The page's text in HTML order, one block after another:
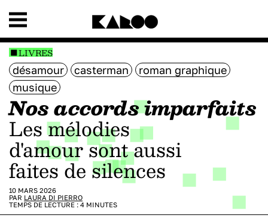
LIVRES
désamour casterman
roman graphique
musique
Nos accords imparfaits
Les mélodies
d'amour sont aussi
faites de silences
10 MARS 2026
PAR LAURA DI PIERRO
TEMPS DE LECTURE : 4 MINUTES